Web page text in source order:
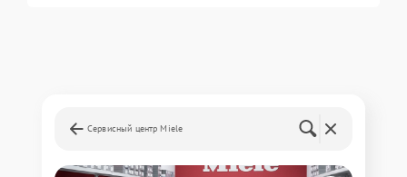
Сервисный центр Miele